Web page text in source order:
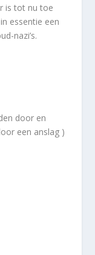
is tot nu toe
essentie een
nazi’s.
door en
een anslag )